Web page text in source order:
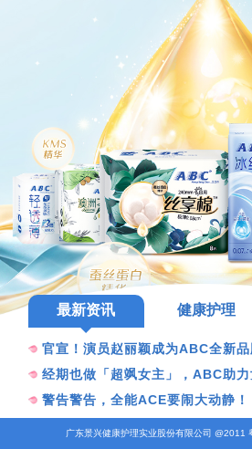
最新资讯 健康护理
官宣！演员赵丽颖成为ABC全新品
经期也做「超飒女主」，ABC助
警告警告，全能ACE要闹大动静！
广东景兴健康护理实业股份有限公司 @2011